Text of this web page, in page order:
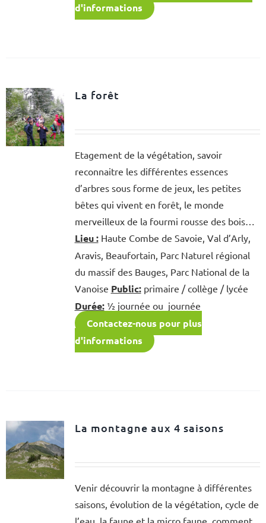
d'informations
La forêt
Etagement de la végétation, savoir
reconnaitre les différentes essences
d’arbres sous forme de jeux, les petites
bêtes qui vivent en forêt, le monde
merveilleux de la fourmi rousse des bois…
Lieu :Haute Combe de Savoie, Val d’Arly,
Aravis, Beaufortain, Parc Naturel régional
du massif des Bauges, Parc National de la
Vanoise Public:primaire / collège / lycée
Durée:½ journée ou journée
Contactez-nous pour plus
d'informations
La montagne aux 4 saisons
Venir découvrir la montagne à différentes
saisons, évolution de la végétation, cycle de
l’eau, la faune et la micro faune, comment